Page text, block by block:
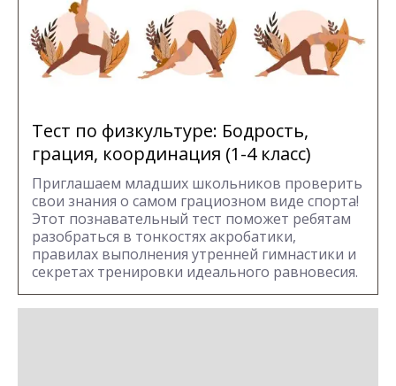
Тест по физкультуре: Бодрость,
грация, координация (1-4 класс)
Приглашаем младших школьников проверить
свои знания о самом грациозном виде спорта!
Этот познавательный тест поможет ребятам
разобраться в тонкостях акробатики,
правилах выполнения утренней гимнастики и
секретах тренировки идеального равновесия.